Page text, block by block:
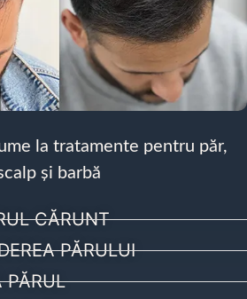
la tratamente pentru păr,
și barbă
CĂRUNT
PĂRULUI
PĂRUL